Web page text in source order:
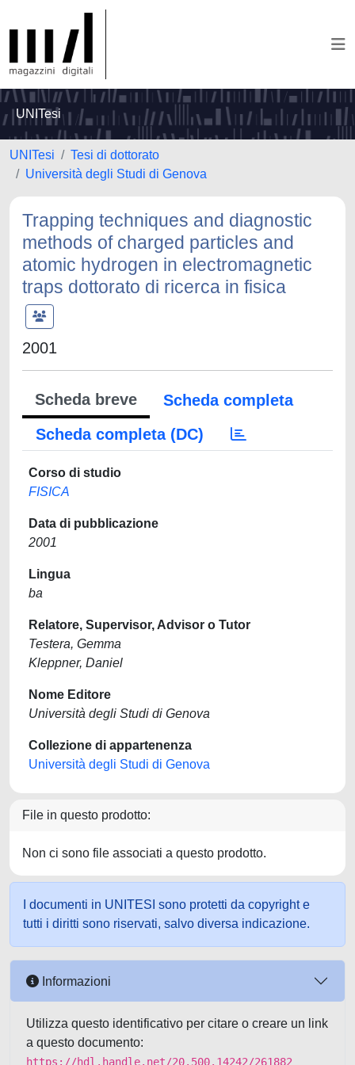
UNITesi
UNITesi
Tesi di dottorato
Università degli Studi di Genova
Trapping techniques and diagnostic
methods of charged particles and
atomic hydrogen in electromagnetic
traps dottorato di ricerca in fisica
2001
Scheda breve
Scheda completa
Scheda completa (DC)
Corso di studio
FISICA
Data di pubblicazione
2001
Lingua
ba
Relatore, Supervisor, Advisor o Tutor
Testera, Gemma
Kleppner, Daniel
Nome Editore
Università degli Studi di Genova
Collezione di appartenenza
Università degli Studi di Genova
File in questo prodotto:
Non ci sono file associati a questo prodotto.
I documenti in UNITESI sono protetti da copyright e
tutti i diritti sono riservati, salvo diversa indicazione.
Informazioni
Utilizza questo identificativo per citare o creare un link
a questo documento:
https://hdl.handle.net/20.500.14242/261882